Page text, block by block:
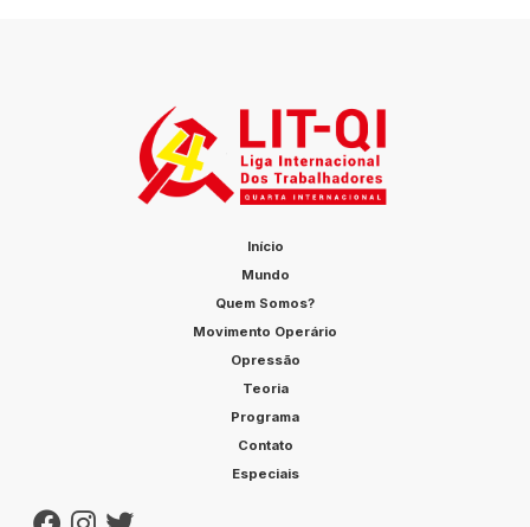
Início
Mundo
Quem Somos?
Movimento Operário
Opressão
Teoria
Programa
Contato
Especiais